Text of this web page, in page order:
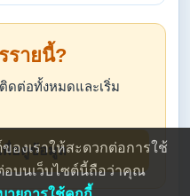
รายนี้?
ดต่อทั้งหมดและเริ่ม
พื่อดูข้อมูล
องเราให้สะดวกต่อการใช้
อบนเว็บไซต์นี้ถือว่าคุณ